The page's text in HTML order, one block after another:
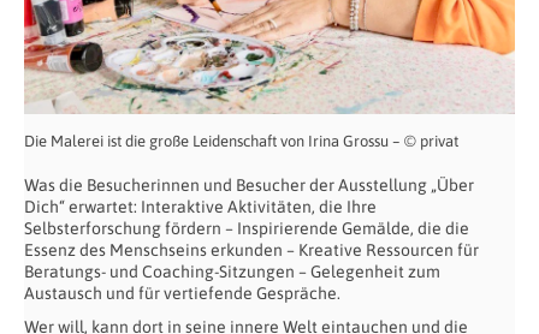
Die Malerei ist die große Leidenschaft von Irina Grossu – © privat
Was die Besucherinnen und Besucher der Ausstellung „Über
Dich“ erwartet: Interaktive Aktivitäten, die Ihre
Selbsterforschung fördern – Inspirierende Gemälde, die die
Essenz des Menschseins erkunden – Kreative Ressourcen für
Beratungs- und Coaching-Sitzungen – Gelegenheit zum
Austausch und für vertiefende Gespräche.
Wer will, kann dort in seine innere Welt eintauchen und die